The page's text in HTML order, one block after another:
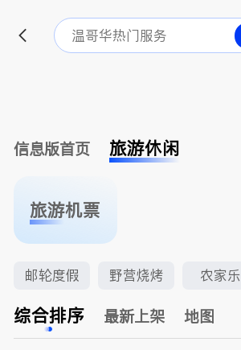
信息版首页 旅游休闲
旅游机票
邮轮度假 野营烧烤 农家乐
综合排序 最新上架 地图